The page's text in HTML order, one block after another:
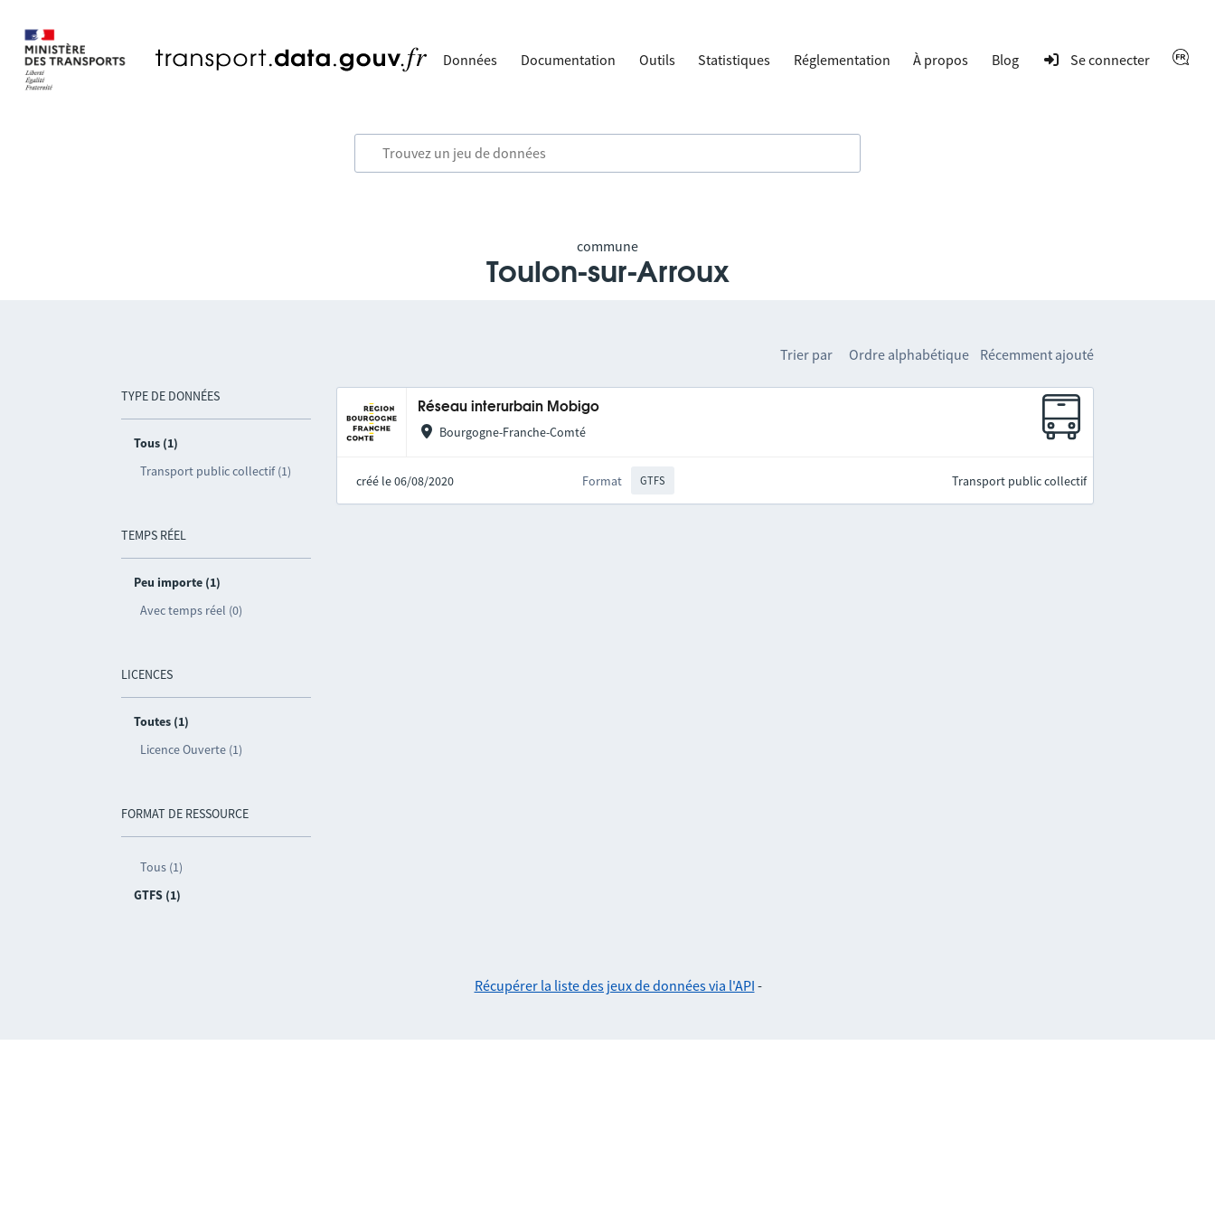
Données Documentation Outils Statistiques Réglementation À propos Blog Se connecter
commune
Toulon-sur-Arroux
TYPE DE DONNÉES
Tous (1)
Transport public collectif (1)
TEMPS RÉEL
Peu importe (1)
Avec temps réel (0)
LICENCES
Toutes (1)
Licence Ouverte (1)
FORMAT DE RESSOURCE
Tous (1)
GTFS (1)
Trier par Ordre alphabétique Récemment ajouté
Réseau interurbain Mobigo
Bourgogne-Franche-Comté
créé le 06/08/2020 Format GTFS Transport public collectif
Récupérer la liste des jeux de données via l'API -